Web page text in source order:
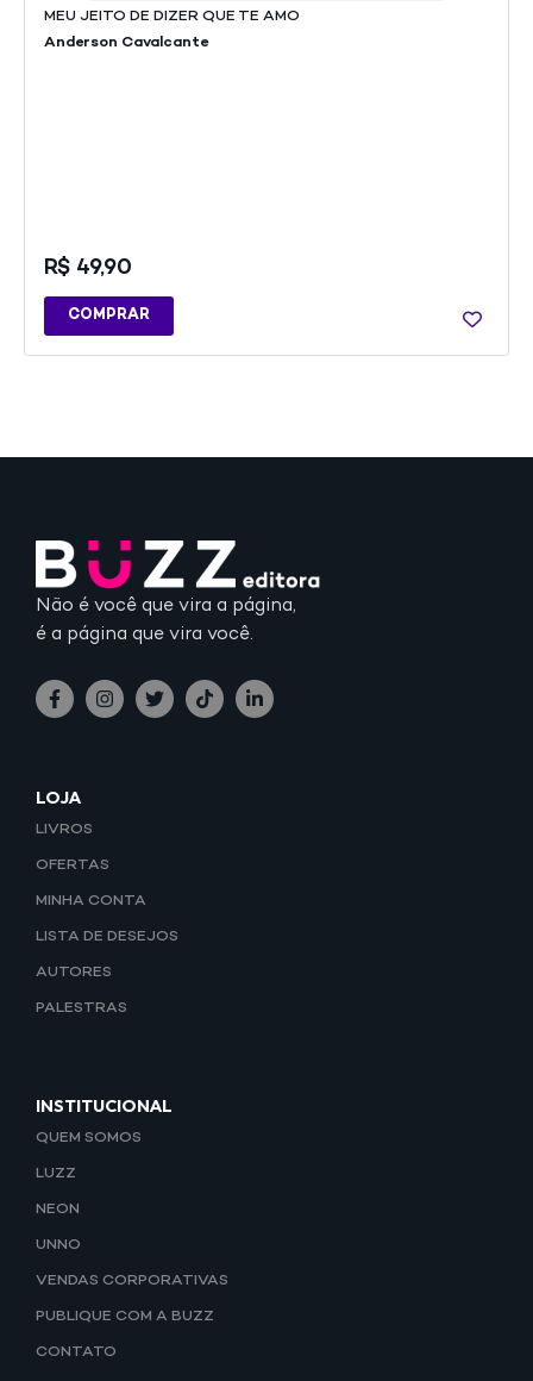
MEU JEITO DE DIZER QUE TE AMO
Anderson Cavalcante
R$ 49,90
COMPRAR
Não é você que vira a página,
é a página que vira você.
LOJA
LIVROS
OFERTAS
MINHA CONTA
LISTA DE DESEJOS
AUTORES
PALESTRAS
INSTITUCIONAL
QUEM SOMOS
LUZZ
NEON
UNNO
VENDAS CORPORATIVAS
PUBLIQUE COM A BUZZ
CONTATO